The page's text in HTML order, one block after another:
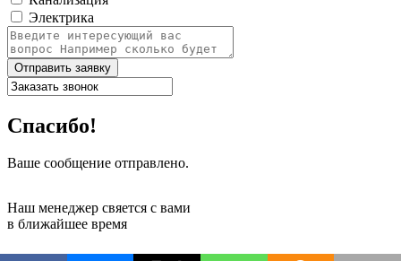
Электрика
Отправить заявку
Спасибо!
Ваше сообщение отправлено.
Наш менеджер свяется с вами
в ближайшее время